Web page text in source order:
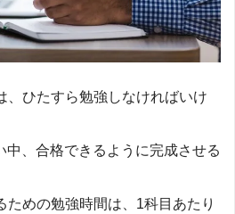
、ひたすら勉強しなければいけ
中、合格できるように完成させる
めの勉強時間は、1科目あたり